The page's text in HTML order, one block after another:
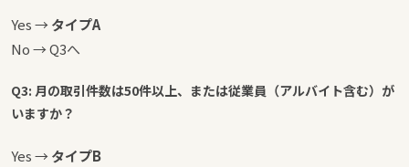
Yes →タイプA
No → Q3へ
Q3: 月の取引件数は50件以上、または従業員（アルバイト含む）が
いますか？
Yes →タイプB